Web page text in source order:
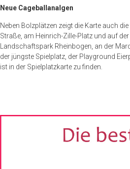
Neue Cageballanalgen
Neben Bolzplätzen zeigt die Karte auch
Straße, am Heinrich-Zille-Platz und auf
Landschaftspark Rheinbogen, an der
der jüngste Spielplatz, der Playground
ist in der Spielplatzkarte zu finden.